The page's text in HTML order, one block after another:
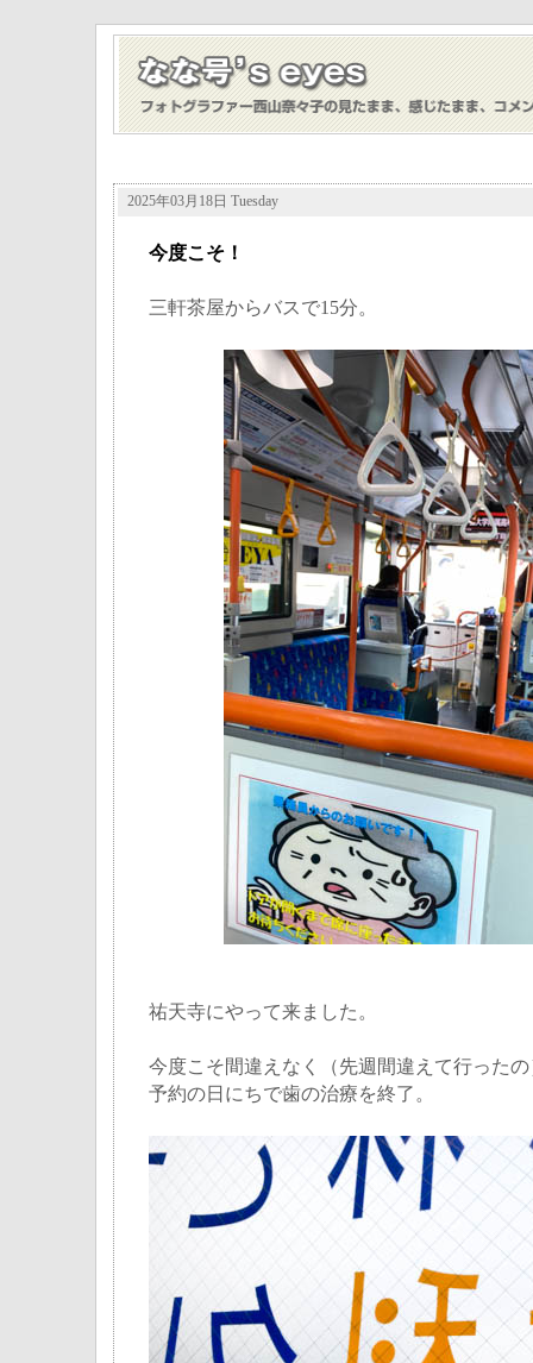
2025年03月18日 Tuesday
今度こそ！
三軒茶屋からバスで15分。
祐天寺にやって来ました。
今度こそ間違えなく（先週間違えて行ったの
予約の日にちで歯の治療を終了。